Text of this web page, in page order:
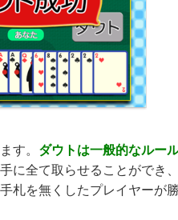
す。 ダウトは一般的なルー
に全て取らせることができ
札を無くしたプレイヤーが勝